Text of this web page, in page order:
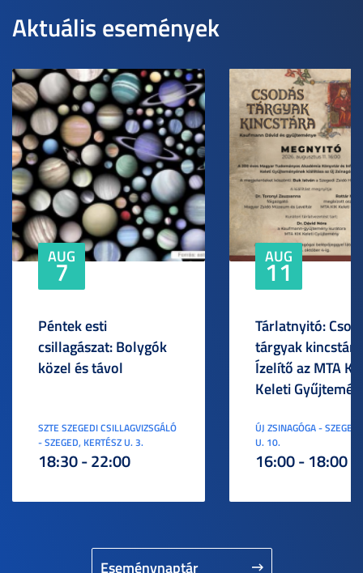
Aktuális események
Eseménynaptár
AUG
7
Péntek esti
csillagászat: Bolygók
közel és távol
SZTE SZEGEDI CSILLAGVIZSGÁLÓ
- SZEGED, KERTÉSZ U. 3.
18:30 - 22:00
AUG
11
Tárlatnyitó:
tárgyak
Ízelítő az MTA
Keleti
ÚJ ZSINAGÓGA -
U. 10.
16:00 - 18:00